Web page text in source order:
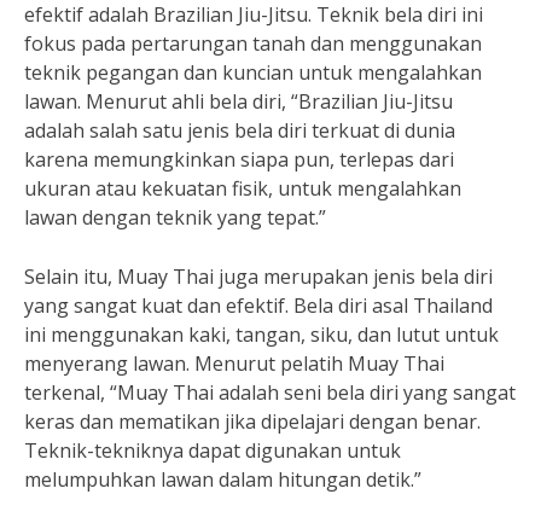
efektif adalah Brazilian Jiu-Jitsu. Teknik bela diri ini
fokus pada pertarungan tanah dan menggunakan
teknik pegangan dan kuncian untuk mengalahkan
lawan. Menurut ahli bela diri, “Brazilian Jiu-Jitsu
adalah salah satu jenis bela diri terkuat di dunia
karena memungkinkan siapa pun, terlepas dari
ukuran atau kekuatan fisik, untuk mengalahkan
lawan dengan teknik yang tepat.”
Selain itu, Muay Thai juga merupakan jenis bela diri
yang sangat kuat dan efektif. Bela diri asal Thailand
ini menggunakan kaki, tangan, siku, dan lutut untuk
menyerang lawan. Menurut pelatih Muay Thai
terkenal, “Muay Thai adalah seni bela diri yang sangat
keras dan mematikan jika dipelajari dengan benar.
Teknik-tekniknya dapat digunakan untuk
melumpuhkan lawan dalam hitungan detik.”